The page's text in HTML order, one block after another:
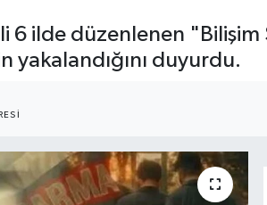
6 ilde düzenlenen
yakalandığını duyurdu.